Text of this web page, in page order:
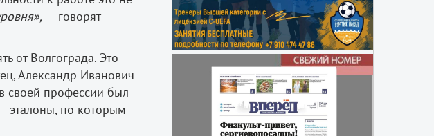
— говорят
от Волгограда. Это
Александр Иванович
своей профессии был
эталоны, по которым